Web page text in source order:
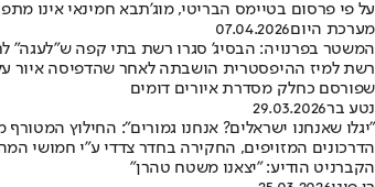
על פי פרסום בטיימס הבריטי, מוג'תבא חמינאי אינו
מערכת היום07.04.2026
המשטר בפרנויה: הבסיג' סגרו רשת בתי קפה ש"לעגה"
שפורסם כחלק מסדרת איורים דומים
נטע בר29.03.2026
"יגלו שאנחנו ישראלים? אנחנו גמורים": החילוץ המטורף
הדרכונים המזויפים, החקירה בחדר צדדי ע"י חמושי
הקברניט הודיע: "יצאנו משטח טהרן"